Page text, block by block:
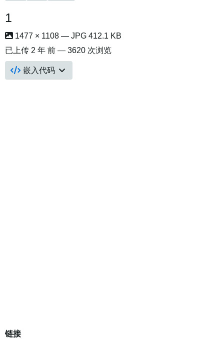
1
1477 × 1108 — JPG 412.1 KB
已上传 2 年 前 — 3620 次浏览
嵌入代码
链接